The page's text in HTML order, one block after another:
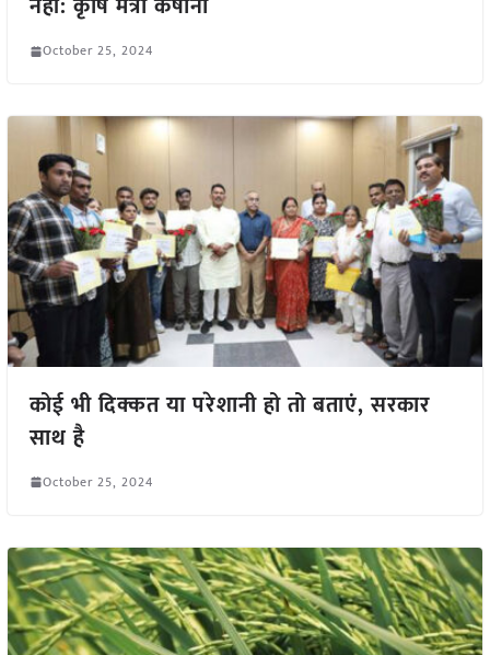
October 25, 2024
कोई भी दिक्कत या परेशानी हो तो बताएं, सरकार
साथ है
October 25, 2024